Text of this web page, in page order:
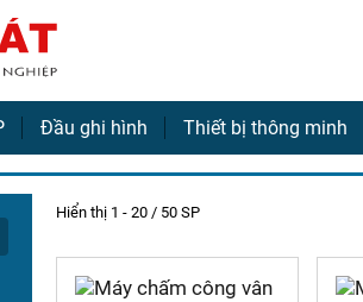
Đầu ghi hình Thiết bị thông minh
Hiển thị 1 - 20 / 50 SP